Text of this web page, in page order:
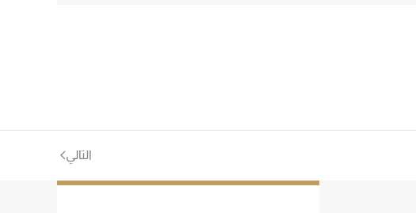
التالي